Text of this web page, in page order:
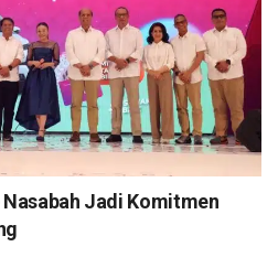
Jadi Komitmen